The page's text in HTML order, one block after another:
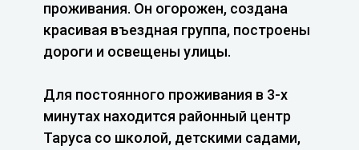
проживания. Он огорожен, создана
красивая въездная группа, построены
дороги и освещены улицы.
Для постоянного проживания в 3-х
минутах находится районный центр
Таруса со школой, детскими садами,